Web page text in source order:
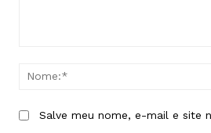
Salve meu nome, e-mail e site